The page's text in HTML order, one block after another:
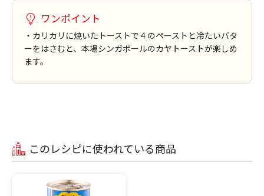
ワンポイント
・カリカリに焼いたトーストで４のペーストと冷たいバタ
ーをはさむと、本場シンガポールのカヤトーストが楽しめ
ます。
このレシピに使われている商品